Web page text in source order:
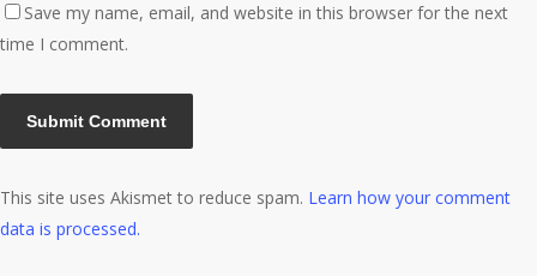
Save my name, email, and website in this browser for the next
time I comment.
This site uses Akismet to reduce spam. Learn how your comment
data is processed.